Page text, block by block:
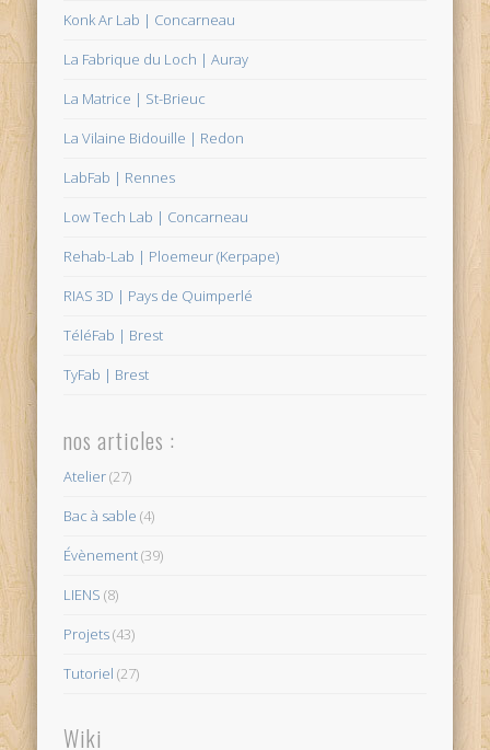
Konk Ar Lab | Concarneau
La Fabrique du Loch | Auray
La Matrice | St-Brieuc
La Vilaine Bidouille | Redon
LabFab | Rennes
Low Tech Lab | Concarneau
Rehab-Lab | Ploemeur (Kerpape)
RIAS 3D | Pays de Quimperlé
TéléFab | Brest
TyFab | Brest
nos articles :
Atelier(27)
Bac à sable (4)
Évènement(39)
LIENS (8)
Projets(43)
Tutoriel (27)
Wiki